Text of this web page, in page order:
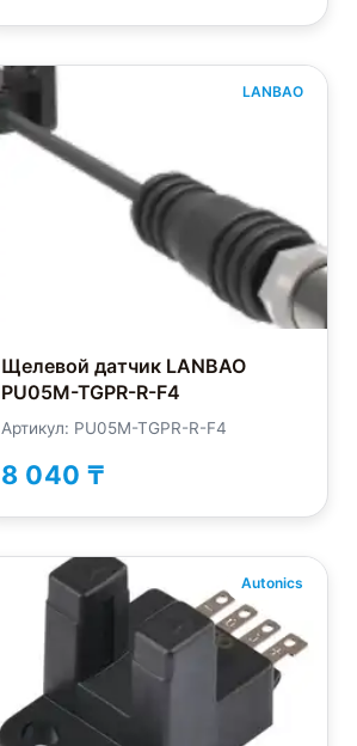
LANBAO
Щелевой датчик LANBAO
PU05M-TGPR-R-F4
Артикул: PU05M-TGPR-R-F4
8 040 ₸
Autonics